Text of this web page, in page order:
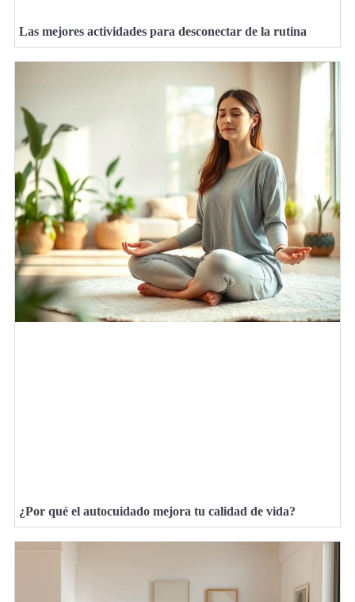
Las mejores actividades para desconectar de la rutina
¿Por qué el autocuidado mejora tu calidad de vida?